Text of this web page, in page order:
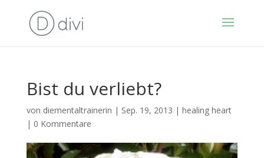
Bist du verliebt?
von diementaltrainerin | Sep. 19, 2013 | healing heart
| 0 Kommentare